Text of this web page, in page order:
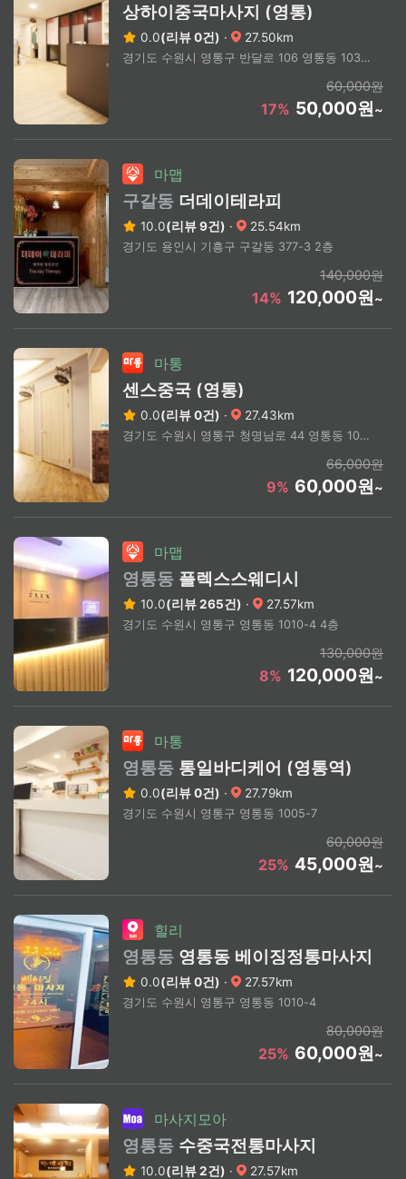
상하이중국마사지 (영통)
0.0(리뷰 0건) · 27.50km
경기도 수원시 영통구 반달로 106 영통동 1037-10 4층
60,000원
17% 50,000원~
마맵
구갈동 더데이테라피
10.0(리뷰 9건) · 25.54km
경기도 용인시 기흥구 구갈동 377-3 2층
140,000원
14% 120,000원~
마통
센스중국 (영통)
0.0(리뷰 0건) · 27.43km
경기도 수원시 영통구 청명남로 44 영통동 1037-4 4층
66,000원
9% 60,000원~
마맵
영통동 플렉스스웨디시
10.0(리뷰 265건) · 27.57km
경기도 수원시 영통구 영통동 1010-4 4층
130,000원
8% 120,000원~
마통
영통동 통일바디케어 (영통역)
0.0(리뷰 0건) · 27.79km
경기도 수원시 영통구 영통동 1005-7
60,000원
25% 45,000원~
힐리
영통동 영통동 베이징정통마사지
0.0(리뷰 0건) · 27.57km
경기도 수원시 영통구 영통동 1010-4
80,000원
25% 60,000원~
마사지모아
영통동 수중국전통마사지
10.0(리뷰 2건) · 27.57km